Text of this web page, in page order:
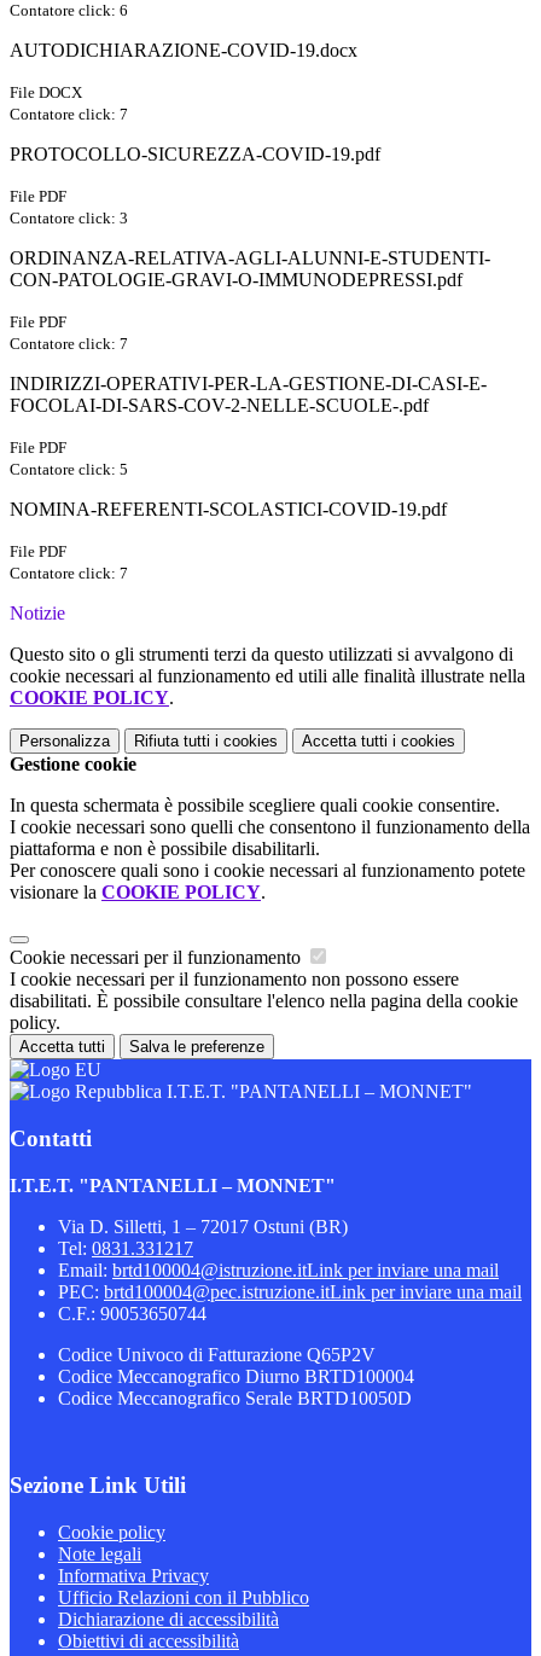
Contatore click: 6
AUTODICHIARAZIONE-COVID-19.docx
File DOCX
Contatore click: 7
PROTOCOLLO-SICUREZZA-COVID-19.pdf
File PDF
Contatore click: 3
ORDINANZA-RELATIVA-AGLI-ALUNNI-E-STUDENTI-
CON-PATOLOGIE-GRAVI-O-IMMUNODEPRESSI.pdf
File PDF
Contatore click: 7
INDIRIZZI-OPERATIVI-PER-LA-GESTIONE-DI-CASI-E-
FOCOLAI-DI-SARS-COV-2-NELLE-SCUOLE-.pdf
File PDF
Contatore click: 5
NOMINA-REFERENTI-SCOLASTICI-COVID-19.pdf
File PDF
Contatore click: 7
Notizie
Questo sito o gli strumenti terzi da questo utilizzati si avvalgono di
cookie necessari al funzionamento ed utili alle finalità illustrate nella
COOKIE POLICY.
Personalizza Rifiuta tutti i cookies Accetta tutti i cookies
Gestione cookie
In questa schermata è possibile scegliere quali cookie consentire.
I cookie necessari sono quelli che consentono il funzionamento della
piattaforma e non è possibile disabilitarli.
Per conoscere quali sono i cookie necessari al funzionamento potete
visionare la COOKIE POLICY.
Cookie necessari per il funzionamento
I cookie necessari per il funzionamento non possono essere
disabilitati. È possibile consultare l'elenco nella pagina della cookie
policy.
Accetta tutti Salva le preferenze
I.T.E.T. "PANTANELLI – MONNET"
Contatti
I.T.E.T. "PANTANELLI – MONNET"
Via D. Silletti, 1 – 72017 Ostuni (BR)
Tel: 0831.331217
Email: brtd100004@istruzione.itLink per inviare una mail
PEC: brtd100004@pec.istruzione.itLink per inviare una mail
C.F.: 90053650744
Codice Univoco di Fatturazione Q65P2V
Codice Meccanografico Diurno BRTD100004
Codice Meccanografico Serale BRTD10050D
Sezione Link Utili
Cookie policy
Note legali
Informativa Privacy
Ufficio Relazioni con il Pubblico
Dichiarazione di accessibilità
Obiettivi di accessibilità